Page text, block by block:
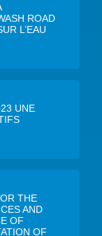
ROAD
L’EAU
UNE
THE
AND
OF
OF